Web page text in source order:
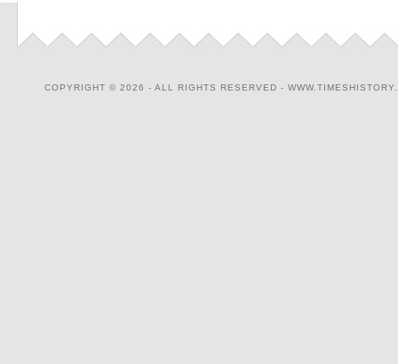
COPYRIGHT © 2026 - ALL RIGHTS RESERVED -